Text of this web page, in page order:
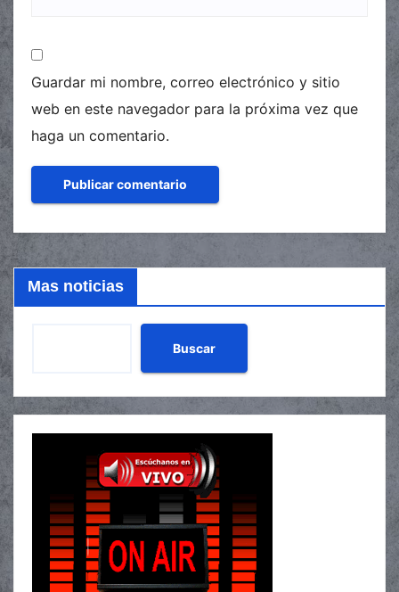
Guardar mi nombre, correo electrónico y sitio
web en este navegador para la próxima vez que
haga un comentario.
Mas noticias
Buscar